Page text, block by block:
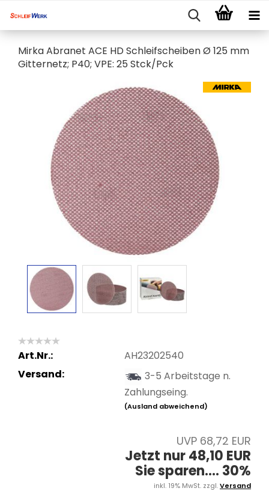
Mirka Abranet ACE HD Schleifscheiben Ø 125 mm
Gitternetz; P40; VPE: 25 Stck/Pck
Art.Nr.:
AH23202540
Versand:
3-5 Arbeitstage n.
Zahlungseing.
(Ausland abweichend)
UVP 68,72 EUR
Jetzt nur 48,10 EUR
Sie sparen.... 30%
inkl. 19% MwSt. zzgl.Versand